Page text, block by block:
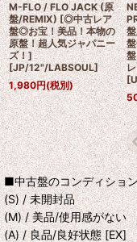
M-FLO / FLO JACK (原
盤/REMIX) [◎中古レア
盤◎お宝！美品！本物の
原盤！超人気ジャパニー
ズ！]
[JP/12"/LABSOUL]
1,980円(税別)
[
■中古盤のコンディショ
(S) / 未開封品
(M) / 美品/使用感がない
(A) / 良品/良好状態 [EX]